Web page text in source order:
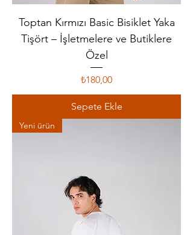
Toptan Kırmızı Basic Bisiklet Yaka
Tişört – İşletmelere ve Butiklere
Özel
Fiyat
₺180,00
Sepete Ekle
Yeni ürün